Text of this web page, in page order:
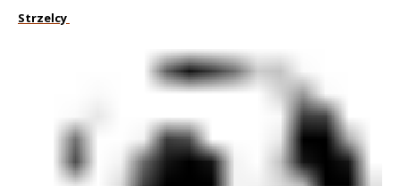
Strzelcy